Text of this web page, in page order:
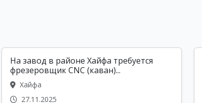
На завод в районе Хайфа требуется
фрезеровщик CNC (каван)...
Хайфа
27.11.2025